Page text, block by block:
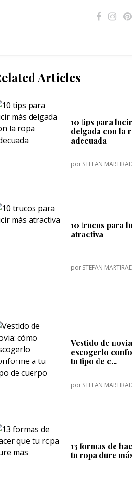
Articles
10 tips para
delgada con la
adecuada
por STEFAN
10 trucos para
atractiva
por STEFAN
Vestido de
escogerlo
tu tipo de c...
por STEFAN
13 formas de
tu ropa dure